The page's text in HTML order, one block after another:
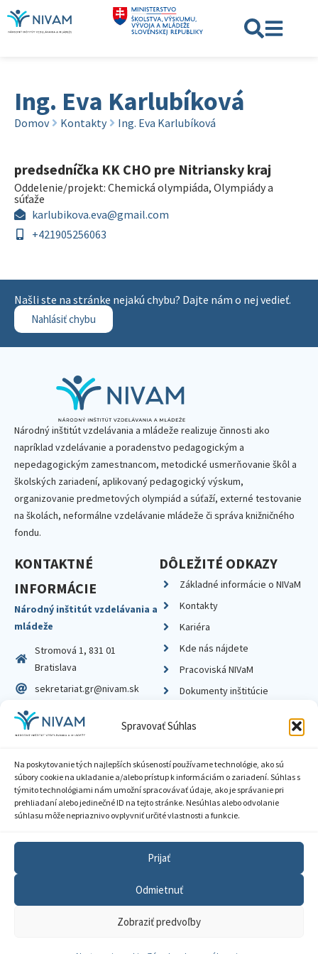
Spravovať Súhlas
Na poskytovanie tých najlepších skúseností používame technológie, ako sú
súbory cookie na ukladanie a/alebo prístup k informáciám o zariadení. Súhlas s
týmito technológiami nám umožní spracovávať údaje, ako je správanie pri
prehliadaní alebo jedinečné ID na tejto stránke. Nesúhlas alebo odvolanie
súhlasu môže nepriaznivo ovplyvniť určité vlastnosti a funkcie.
Prijať
Odmietnuť
Zobraziť predvoľby
Ing. Eva Karlubíková
Domov Kontakty Ing. Eva Karlubíková
predsedníčka KK CHO pre Nitriansky kraj
Oddelenie/projekt: Chemická olympiáda, Olympiády a
súťaže
karlubikova.eva@gmail.com
+421905256063
Našli ste na stránke nejakú chybu? Dajte nám o nej vedieť.
Nahlásiť chybu
Národný inštitút vzdelávania a mládeže realizuje činnosti ako
napríklad vzdelávanie a poradenstvo pedagogickým a
nepedagogickým zamestnancom, metodické usmerňovanie škôl a
školských zariadení, aplikovaný pedagogický výskum,
organizovanie predmetových olympiád a súťaží, externé testovanie
na školách, neformálne vzdelávanie mládeže či správa knižničného
fondu.
KONTAKTNÉ
INFORMÁCIE
Národný inštitút vzdelávania a
mládeže
Stromová 1, 831 01
Bratislava
sekretariat.gr@nivam.sk
IČO: 00164348
DIČ: 2020798714
DÔLEŽITÉ ODKAZY
Základné informácie o NIVaM
Kontakty
Kariéra
Kde nás nájdete
Pracoviská NIVaM
Dokumenty inštitúcie
Zásady ochrany súkromia
Sprístupnenie informácií
GDPR